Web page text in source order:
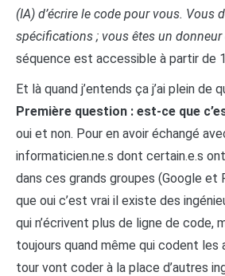
(IA) d’écrire le code pour vous. Vous
spécifications ; vous êtes un donneur
séquence est accessible à partir de
Et là quand j’entends ça j’ai plein de
Première question : est-ce que
oui et non. Pour en avoir échangé
informaticien.ne.s dont certain.e.s
dans ces grands groupes (Google et
que oui c’est vrai il existe des
qui n’écrivent plus de ligne de code,
toujours quand même qui codent les
tour vont coder à la place d’autres